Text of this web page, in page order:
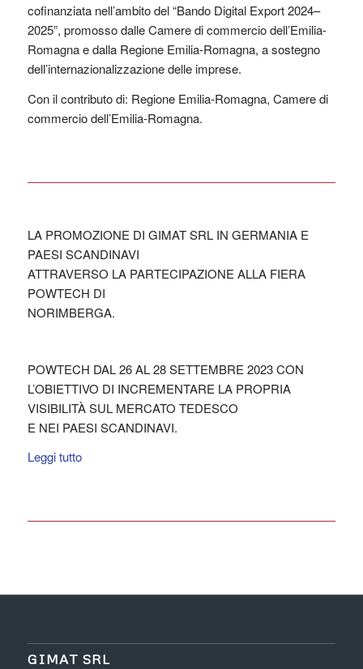
cofinanziata nell’ambito del “Bando Digital Export 2024–
2025”, promosso dalle Camere di commercio dell’Emilia-
Romagna e dalla Regione Emilia-Romagna, a sostegno
dell’internazionalizzazione delle imprese.
Con il contributo di: Regione Emilia-Romagna, Camere di
commercio dell’Emilia-Romagna.
LA PROMOZIONE DI GIMAT SRL IN GERMANIA E
PAESI SCANDINAVI
ATTRAVERSO LA PARTECIPAZIONE ALLA FIERA
POWTECH DI
NORIMBERGA.
POWTECH DAL 26 AL 28 SETTEMBRE 2023 CON
L’OBIETTIVO DI INCREMENTARE LA PROPRIA
VISIBILITÀ SUL MERCATO TEDESCO
E NEI PAESI SCANDINAVI.
Leggi tutto
GIMAT SRL